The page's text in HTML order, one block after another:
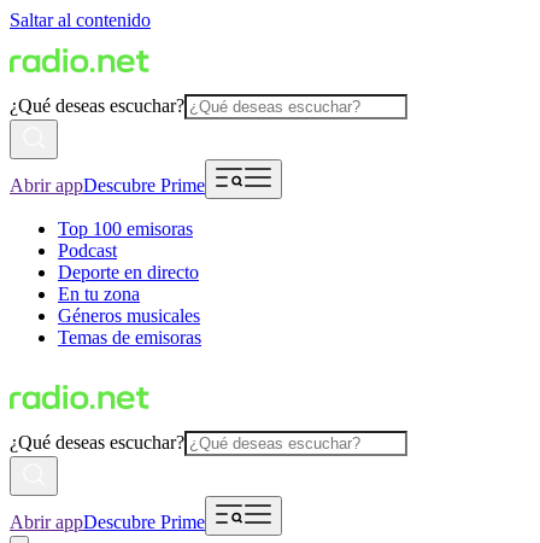
Saltar al contenido
¿Qué deseas escuchar?
Abrir appDescubre Prime
Top 100 emisoras
Podcast
Deporte en directo
En tu zona
Géneros musicales
Temas de emisoras
¿Qué deseas escuchar?
Abrir appDescubre Prime